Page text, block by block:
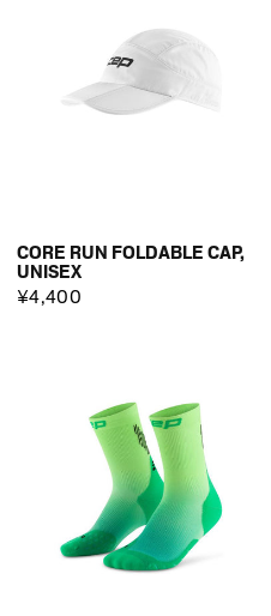
CORE RUN FOLDABLE CAP,
UNISEX
¥4,400